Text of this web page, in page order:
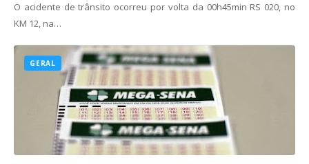
O acidente de trânsito ocorreu por volta da 00h45min RS 020, no
KM 12, na…
GERAL